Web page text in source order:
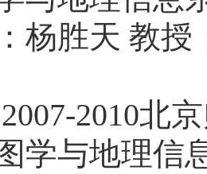
杨胜天 教授
2007-2010北
学与地理信